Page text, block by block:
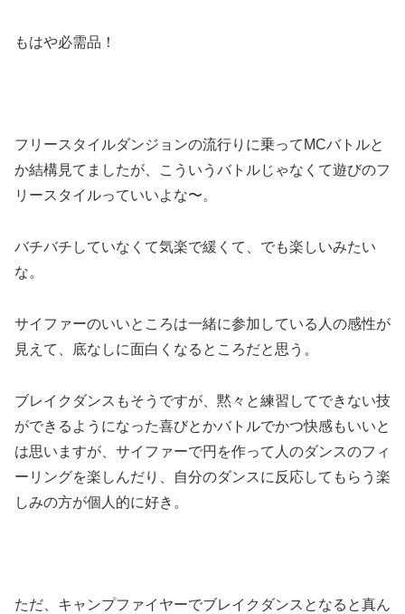
もはや必需品！
フリースタイルダンジョンの流行りに乗ってMCバトルと
か結構見てましたが、こういうバトルじゃなくて遊びのフ
リースタイルっていいよな〜。
バチバチしていなくて気楽で緩くて、でも楽しいみたい
な。
サイファーのいいところは一緒に参加している人の感性が
見えて、底なしに面白くなるところだと思う。
ブレイクダンスもそうですが、黙々と練習してできない技
ができるようになった喜びとかバトルでかつ快感もいいと
は思いますが、サイファーで円を作って人のダンスのフィ
ーリングを楽しんだり、自分のダンスに反応してもらう楽
しみの方が個人的に好き。
ただ、キャンプファイヤーでブレイクダンスとなると真ん